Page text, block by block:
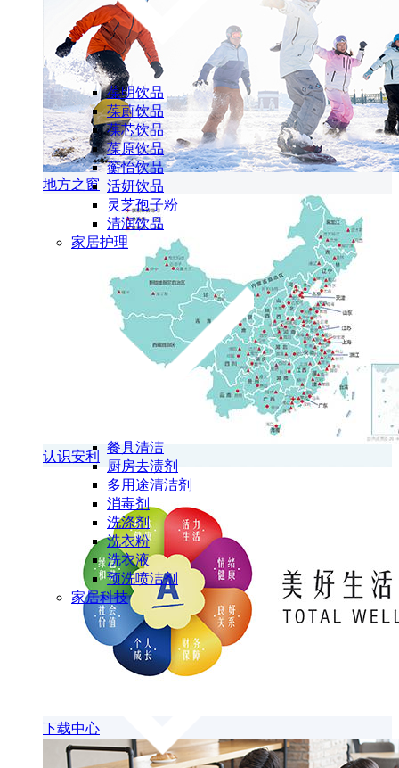
地方之窗
认识安利
下载中心
葆明饮品
葆蔚饮品
葆芯饮品
葆原饮品
蘅怡饮品
活妍饮品
灵芝孢子粉
清润饮品
家居护理
餐具清洁
厨房去渍剂
多用途清洁剂
消毒剂
洗涤剂
洗衣粉
洗衣液
预洗喷洁剂
家居科技